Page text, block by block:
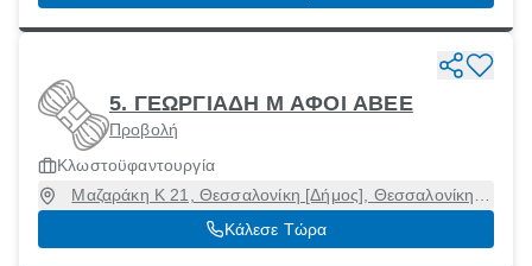
5. ΓΕΩΡΓΙΑΔΗ M ΑΦΟΙ ΑΒΕΕ
Προβολή
Κλωστοϋφαντουργία
Μαζαράκη Κ 21, Θεσσαλονίκη [Δήμος], Θεσσαλονίκη,
54627
Κάλεσε Τώρα